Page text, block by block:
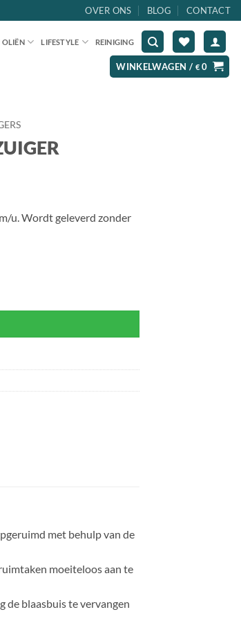
OVER ONS BLOG CONTACT
OLIËN LIFESTYLE REINIGING
WINKELWAGEN / €0
u. Wordt geleverd zonder
met behulp van de
moeiteloos aan te
de blaasbuis te vervangen